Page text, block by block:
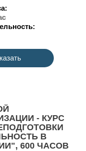
- КУРС
В
600 ЧАСОВ